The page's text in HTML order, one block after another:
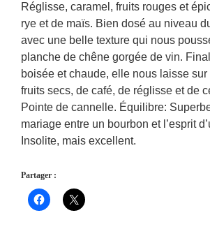
Réglisse, caramel, fruits rouges et
rye et de maïs. Bien dosé au niveau
avec une belle texture qui nous
planche de chêne gorgée de vin.
boisée et chaude, elle nous laisse
fruits secs, de café, de réglisse et de
Pointe de cannelle. Équilibre:
mariage entre un bourbon et l’esprit
Insolite, mais excellent.
Partager :